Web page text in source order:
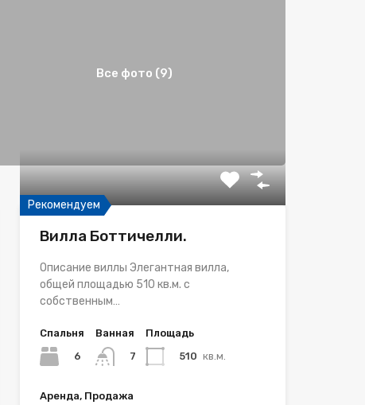
Все фото (9)
Рекомендуем
Вилла Боттичелли.
Описание виллы Элегантная вилла,
общей площадью 510 кв.м. с
собственным…
Спальня
6
Ванная
7
Площадь
510 кв.м.
Аренда, Продажа